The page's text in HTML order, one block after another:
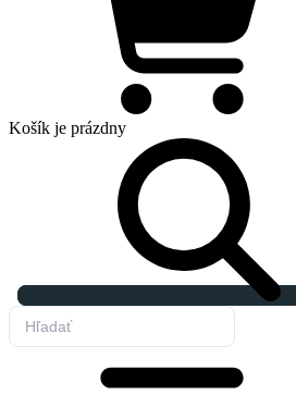
Košík je prázdny